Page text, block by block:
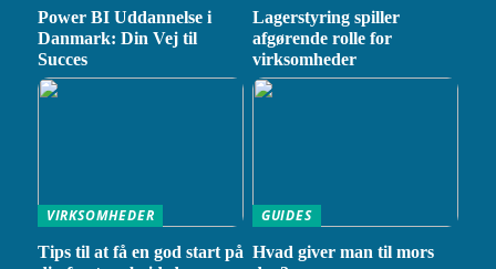
Power BI Uddannelse i
Danmark: Din Vej til
Succes
Lagerstyring spiller
afgørende rolle for
virksomheder
VIRKSOMHEDER
Tips til at få en god start på
GUIDES
Hvad giver man til mors